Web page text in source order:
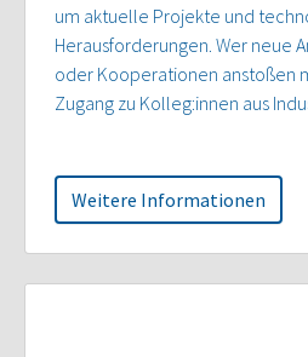
um aktuelle Projekte und
Herausforderungen. Wer neue
oder Kooperationen anstoßen
Zugang zu Kolleg:innen aus
Weitere Informationen